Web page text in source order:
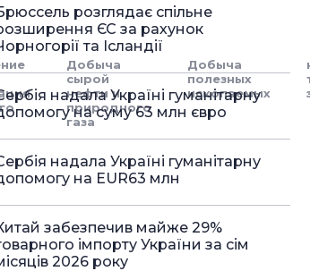
Добыча
сырой
нефти и
природного
газа
Добыча
полезных
ископаемых
розглядає спільне
ЄС за рахунок
та Ісландії
надала Україні гуманітарну
на суму 63 млн євро
надала Україні гуманітарну
на EUR63 млн
забезпечив майже 29%
імпорту України за сім
2026 року